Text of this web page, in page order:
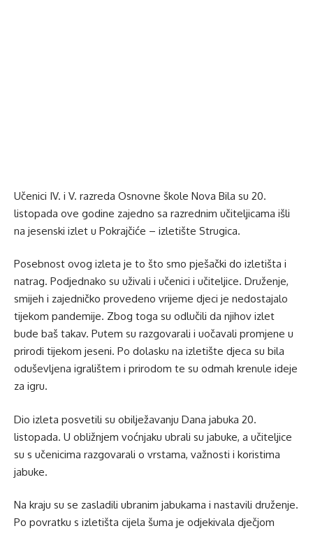
Učenici IV. i V. razreda Osnovne škole Nova Bila su 20.
listopada ove godine zajedno sa razrednim učiteljicama išli
na jesenski izlet u Pokrajčiće – izletište Strugica.
Posebnost ovog izleta je to što smo pješački do izletišta i
natrag. Podjednako su uživali i učenici i učiteljice. Druženje,
smijeh i zajedničko provedeno vrijeme djeci je nedostajalo
tijekom pandemije. Zbog toga su odlučili da njihov izlet
bude baš takav. Putem su razgovarali i uočavali promjene u
prirodi tijekom jeseni. Po dolasku na izletište djeca su bila
oduševljena igralištem i prirodom te su odmah krenule ideje
za igru.
Dio izleta posvetili su obilježavanju Dana jabuka 20.
listopada. U obližnjem voćnjaku ubrali su jabuke, a učiteljice
su s učenicima razgovarali o vrstama, važnosti i koristima
jabuke.
Na kraju su se zasladili ubranim jabukama i nastavili druženje.
Po povratku s izletišta cijela šuma je odjekivala dječjom